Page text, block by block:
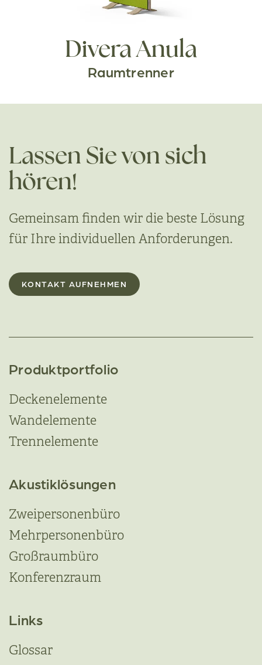
Divera Anula
Raumtrenner
Lassen Sie von sich
hören!
Gemeinsam finden wir die beste Lösung
für Ihre individuellen Anforderungen.
KONTAKT AUFNEHMEN
Produktportfolio
Deckenelemente
Wandelemente
Trennelemente
Akustiklösungen
Zweipersonenbüro
Mehrpersonenbüro
Großraumbüro
Konferenzraum
Links
Glossar